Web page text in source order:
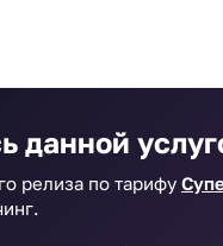
данной
релиза по тарифу